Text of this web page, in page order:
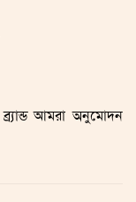
আমরা অনুমোদন